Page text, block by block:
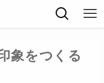
象をつくる